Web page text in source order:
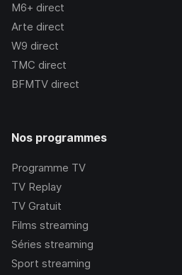
M6+ direct
Arte direct
W9 direct
TMC direct
BFMTV direct
Nos programmes
Programme TV
TV Replay
TV Gratuit
Films streaming
Séries streaming
Sport streaming